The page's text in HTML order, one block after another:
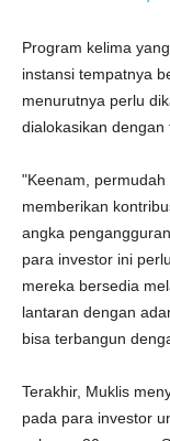
Program kelima
instansi tempatnya
menurutnya perlu
dialokasikan dengan
"Keenam,
memberikan
angka
para investor ini
mereka bersedia
lantaran dengan
bisa terbangun
Terakhir, Muklis
pada para investor